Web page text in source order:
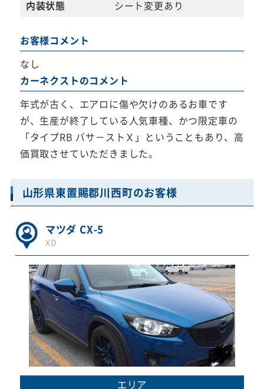
内装状態
シート変更あり
お客様コメント
なし
カーネクストのコメント
年式が古く、エアロに傷や欠けのあるお車です
が、生産が終了している人気車種、かつ限定車の
「タイプRB バサ－ストＸ」ということもあり、高
価買取させていただきました。
山形県東置賜郡川西町のお客様
マツダ CX-5
XD
エリア